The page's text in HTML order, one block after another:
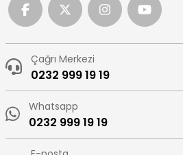
Çağrı Merkezi
0232 999 19 19
Whatsapp
0232 999 19 19